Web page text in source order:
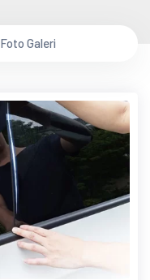
Foto Galeri